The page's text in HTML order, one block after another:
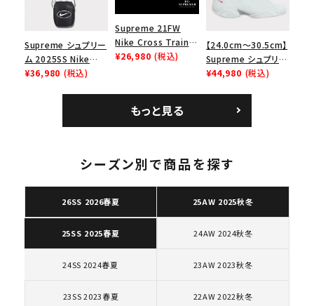
人気ワード 2026SS
Tシャツ・ロングスリーブ
キャップ・ハット
パーカー・クルーネック
ショルダー・ウエストバッグ
ボックスロゴ ブラックスウェット
カテゴリーから探す
コラボレーションブランドから探す
Supreme シュプリー
ム 2025SS Nike
Leather Shoulder
¥36,980 (税込)
Supreme 21FW
Nike Cross Trainer
Low ナイキクロスト
¥26,980 (税込)
【24.0cm～30.5cm】
Supreme シュプリー
ム 2023AW Nike
カー ホワイト 白
¥44,980 (税込)
もっと見る
シーズン別で商品を探す
26SS 2026春夏 25AW 2025秋冬
25SS 2025春夏 24AW 2024秋冬
24SS 2024春夏 23AW 2023秋冬
23SS 2023春夏 22AW 2022秋冬